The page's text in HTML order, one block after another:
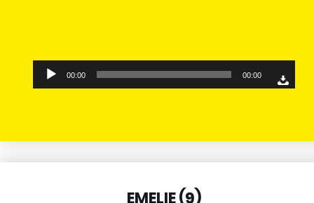
Audio-
Player
00:00 00:00
EMELIE (9)